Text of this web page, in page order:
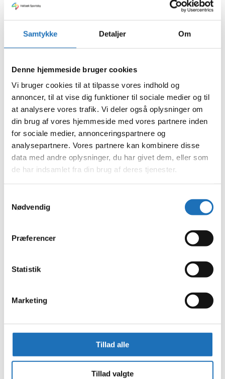
Samtykke Detaljer Om
Denne hjemmeside bruger cookies
Vi bruger cookies til at tilpasse vores indhold og
annoncer, til at vise dig funktioner til sociale medier og til
at analysere vores trafik. Vi deler også oplysninger om
din brug af vores hjemmeside med vores partnere inden
for sociale medier, annonceringspartnere og
analysepartnere. Vores partnere kan kombinere disse
data med andre oplysninger, du har givet dem, eller som
de har indsamlet fra din brug af deres tjenester.
Nødvendig
Præferencer
Statistik
Marketing
Tillad alle
Tillad valgte
december 2024
september 2024
april 2024
februar 2024
januar 2024
december 2023
november 2023
oktober 2023
september 2023
august 2023
juli 2023
juni 2023
maj 2023
december 2022
september 2022
august 2022
maj 2022
februar 2022
januar 2022
november 2021
oktober 2021
juli 2021